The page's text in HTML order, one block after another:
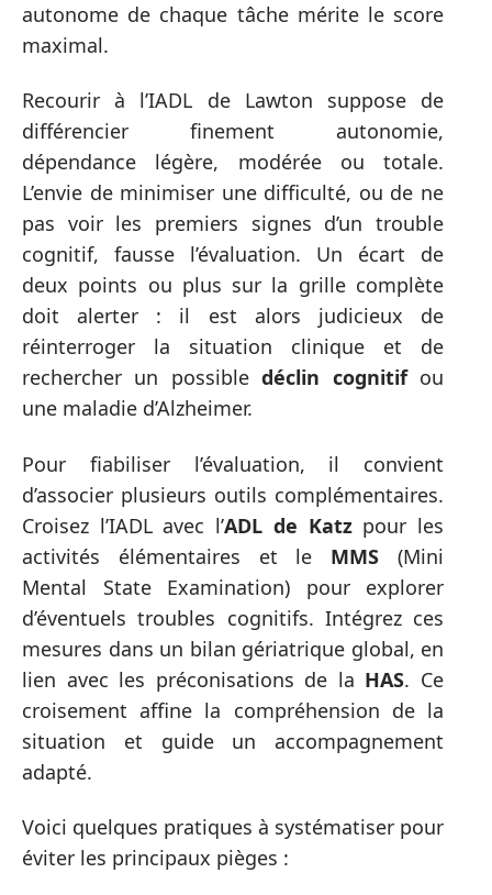
autonome de chaque tâche mérite le score
maximal.
Recourir à l’IADL de Lawton suppose de
différencier finement autonomie,
dépendance légère, modérée ou totale.
L’envie de minimiser une difficulté, ou de ne
pas voir les premiers signes d’un trouble
cognitif, fausse l’évaluation. Un écart de
deux points ou plus sur la grille complète
doit alerter : il est alors judicieux de
réinterroger la situation clinique et de
rechercher un possibledéclin cognitifou
une maladie d’Alzheimer.
Pour fiabiliser l’évaluation, il convient
d’associer plusieurs outils complémentaires.
Croisez l’IADL avec l’ADL de Katzpour les
activités élémentaires et le MMS (Mini
Mental State Examination) pour explorer
d’éventuels troubles cognitifs. Intégrez ces
mesures dans un bilan gériatrique global, en
lien avec les préconisations de la HAS. Ce
croisement affine la compréhension de la
situation et guide un accompagnement
adapté.
Voici quelques pratiques à systématiser pour
éviter les principaux pièges :